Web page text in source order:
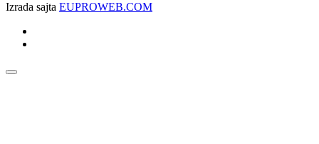
Izrada sajta EUPROWEB.COM